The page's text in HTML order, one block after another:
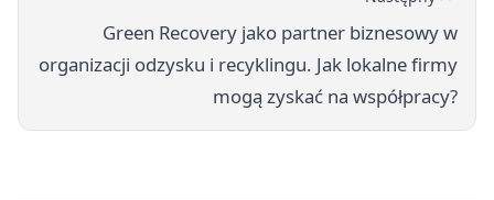
Green Recovery jako partner biznesowy w
organizacji odzysku i recyklingu. Jak lokalne firmy
mogą zyskać na współpracy?